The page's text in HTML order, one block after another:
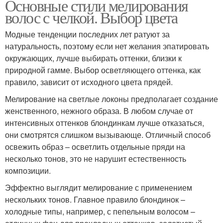
Основные стили мелирования
волос с челкой. Выбор цвета
Модные тенденции последних лет ратуют за
натуральность, поэтому если нет желания эпатировать
окружающих, лучше выбирать оттенки, близки к
природной гамме. Выбор осветляющего оттенка, как
правило, зависит от исходного цвета прядей.
Мелирование на светлые локоны предполагает создание
женственного, нежного образа. В любом случае от
интенсивных оттенков блондинкам лучше отказаться,
они смотрятся слишком вызывающе. Отличный способ
освежить образ – осветлить отдельные пряди на
несколько тонов, это не нарушит естественность
композиции.
Эффектно выглядит мелирование с применением
нескольких тонов. Главное правило блондинок –
холодные типы, например, с пепельным волосом –